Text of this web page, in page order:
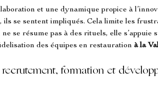
et une dynamique propice à
ils se sentent impliqués. Cela limite les
se résume pas à des rituels, elle s’appuie
des équipes en restauration à la
formation et